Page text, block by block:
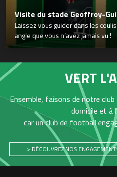
Visite du stade Geoffroy-
Laissez vous guider dans les
angle que vous n’avez jamais vu !
VERT
Ensemble, faisons de notre
domicile et à
car un club de football
> DÉCOUVREZ NOS